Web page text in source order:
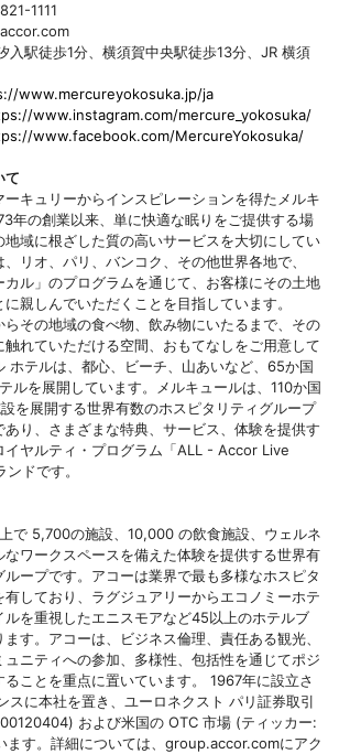
1111
入駅徒歩1分、横須賀中央駅徒歩13分、JR 横須
www.mercureyokosuka.jp/ja
www.instagram.com/mercure_yokosuka/
www.facebook.com/MercureYokosuka/
て
ーキュリーからインスピレーションを得たメルキ
年の創業以来、単に快適な眠りをご提供する場
地域に根ざした質の高いサービスを大切にしてい
リオ、パリ、バンコク、その他世界各地で、
カル」のプログラムを通じて、お客様にその土地
親しんでいただくことを目指しています。
らその地域の食べ物、飲み物にいたるまで、その
れていただける空間、おもてなしをご用意して
ホテルは、都心、ビーチ、山あいなど、65か国
ルを展開しています。メルキュールは、110か国
を展開する世界有数のホスピタリティグループ
り、さまざまな特典、サービス、体験を提供す
イヤルティ・プログラム「ALL - Accor Live
ドです。
で 5,700の施設、10,000 の飲食施設、ウェルネ
なワークスペースを備えた体験を提供する世界有
ープです。アコーは業界で最も多様なホスピタ
有しており、ラグジュアリーからエコノミーホテ
ルを重視したエニスモアなど45以上のホテルブ
す。アコーは、ビジネス倫理、責任ある観光、
ニティへの参加、多様性、包括性を通じてポジ
ことを重点に置いています。 1967年に設立さ
スに本社を置き、ユーロネクスト パリ証券取引
および米国の OTC 市場 (ティッカー:
ます。詳細については、group.accor.comにアク